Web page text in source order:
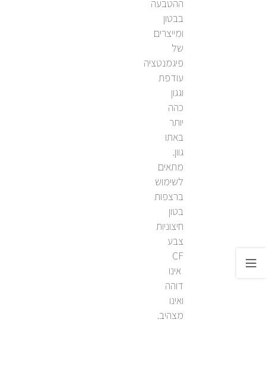
ההטבעה
בבטון
ומייצרים
של
פיגמנטציה
עודפת
וגגון
כהה
יותר
באתו
גוון.
מתאים
לשימוש
ברצפות
בטון
חיצוניות
צבע
CF
אינו
דוהה
ואינו
מצהיב.